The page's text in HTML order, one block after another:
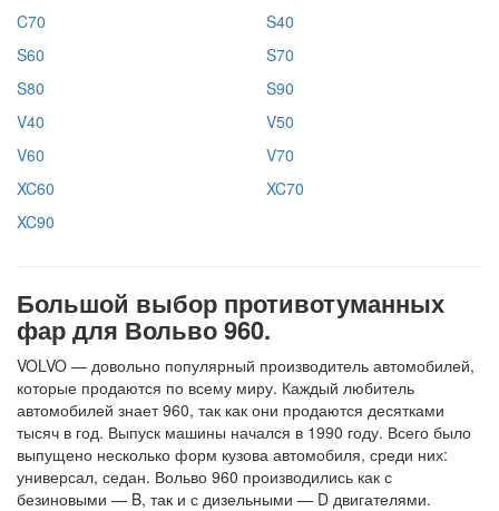
C70
S40
S60
S70
S80
S90
V40
V50
V60
V70
XC60
XC70
XC90
Большой выбор противотуманных
фар для Вольво 960.
VOLVO — довольно популярный производитель автомобилей,
которые продаются по всему миру. Каждый любитель
автомобилей знает 960, так как они продаются десятками
тысяч в год. Выпуск машины начался в 1990 году. Всего было
выпущено несколько форм кузова автомобиля, среди них:
универсал, седан. Вольво 960 производились как с
безиновыми — B, так и с дизельными — D двигателями.